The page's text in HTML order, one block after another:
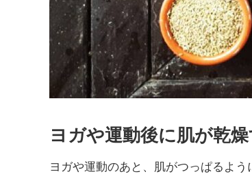
ヨガや運動後に肌が乾
ヨガや運動のあと、肌がつっぱるよ